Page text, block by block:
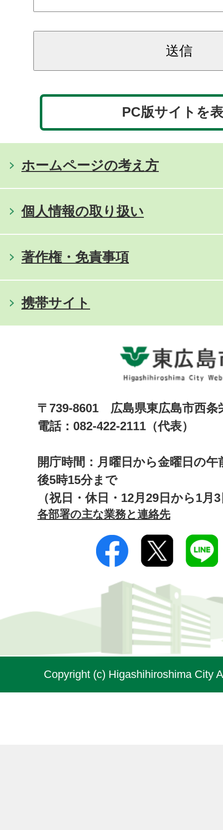
PC版サイトを
ホームページの考え方
個人情報の取り扱い
著作権・免責事項
携帯サイト
〒739-8601 広島県東広島市西
電話：082-422-2111（代表）
開庁時間：月曜日から金曜日の午
後5時15分まで
（祝日・休日・12月29日から1月
各部署の主な業務と連絡先
Copyright (c) Higashihiroshima City